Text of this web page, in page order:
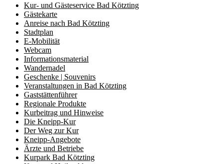
Kur- und Gästeservice Bad Kötzting
Gästekarte
Anreise nach Bad Kötzting
Stadtplan
E-Mobilität
Webcam
Informationsmaterial
Wandernadel
Geschenke | Souvenirs
Veranstaltungen in Bad Kötzting
Gaststättenführer
Regionale Produkte
Kurbeitrag und Hinweise
Die Kneipp-Kur
Der Weg zur Kur
Kneipp-Angebote
Ärzte und Betriebe
Kurpark Bad Kötzting